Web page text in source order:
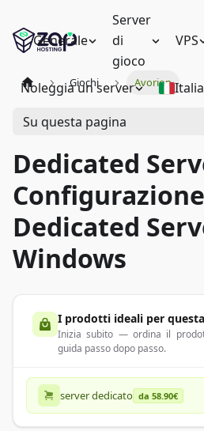
Generale
Server
di
gioco
VPS
Noleggia un server
Giochi Avorion
Su questa pagina
Dedicated
Dedicated
Windows
I prodotti ideali per
Inizia subito — ordina il
guida passo dopo passo.
server dedicato da 58.90€